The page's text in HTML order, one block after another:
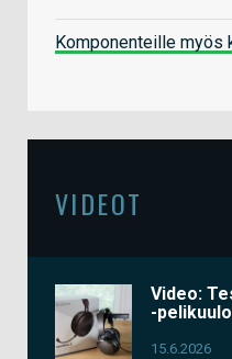
Komponenteille myös
VIDEOT
Video:
-
15.6.2026